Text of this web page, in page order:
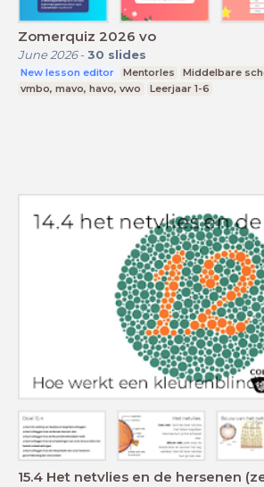
Zomerquiz 2026 vo
June 2026- 30 slides
New lesson editor Mentorles
Middelbare
vmbo, mavo, havo, vwo
Leerjaar 1-6
15.4 Het netvlies en de hersenen